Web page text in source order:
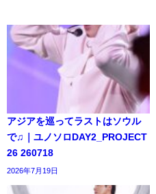
アジアを巡ってラストはソウル
で♫｜ユノソロDAY2_PROJECT
26 260718
2026年7月19日